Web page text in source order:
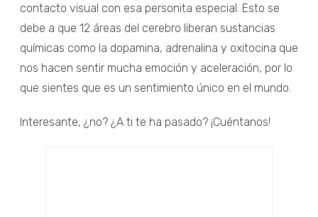
contacto visual con esa personita especial. Esto se
debe a que 12 áreas del cerebro liberan sustancias
químicas como la dopamina, adrenalina y oxitocina que
nos hacen sentir mucha emoción y aceleración, por lo
que sientes que es un sentimiento único en el mundo.
Interesante, ¿no? ¿A ti te ha pasado? ¡Cuéntanos!